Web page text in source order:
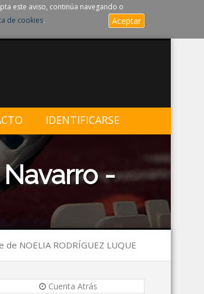
este aviso, continúa navegando o
de cookies. Aceptar
IDENTIFICARSE
-
de NOELIA RODRÍGUEZ LUQUE
Cuenta Atrás